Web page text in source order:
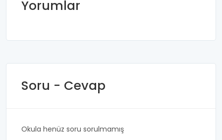
Yorumlar
Soru - Cevap
Okula henüz soru sorulmamış